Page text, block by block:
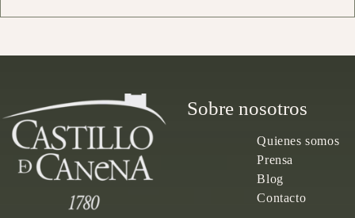
Sobre nosotros
Quienes somos
Prensa
Blog
Contacto